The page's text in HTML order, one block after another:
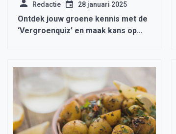
Redactie 28 januari 2025
Ontdek jouw groene kennis met de
‘Vergroenquiz’ en maak kans op